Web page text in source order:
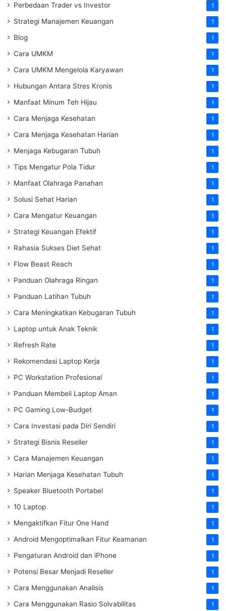
Perbedaan Trader vs Investor 1
Strategi Manajemen Keuangan 1
Blog 1
Cara UMKM 1
Cara UMKM Mengelola Karyawan 1
Hubungan Antara Stres Kronis 1
Manfaat Minum Teh Hijau 1
Cara Menjaga Kesehatan 1
Cara Menjaga Kesehatan Harian 1
Menjaga Kebugaran Tubuh 1
Tips Mengatur Pola Tidur 1
Manfaat Olahraga Panahan 1
Solusi Sehat Harian 1
Cara Mengatur Keuangan 1
Strategi Keuangan Efektif 1
Rahasia Sukses Diet Sehat 1
Flow Beast Reach 1
Panduan Olahraga Ringan 1
Panduan Latihan Tubuh 1
Cara Meningkatkan Kebugaran Tubuh 1
Laptop untuk Anak Teknik 1
Refresh Rate 1
Rekomendasi Laptop Kerja 1
PC Workstation Profesional 1
Panduan Membeli Laptop Aman 1
PC Gaming Low-Budget 1
Cara Investasi pada Diri Sendiri 1
Strategi Bisnis Reseller 1
Cara Manajemen Keuangan 1
Harian Menjaga Kesehatan Tubuh 1
Speaker Bluetooth Portabel 1
10 Laptop 1
Mengaktifkan Fitur One Hand 1
Android Mengoptimalkan Fitur Keamanan 1
Pengaturan Android dan iPhone 1
Potensi Besar Menjadi Reseller 1
Cara Menggunakan Analisis 1
Cara Menggunakan Rasio Solvabilitas 1